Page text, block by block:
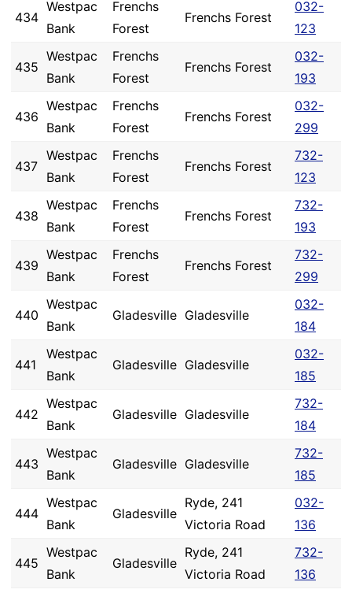
434
Westpac
Bank
Frenchs
Forest
Frenchs Forest
032-
123
435
Westpac
Bank
Frenchs
Forest
Frenchs Forest
032-
193
436
Westpac
Bank
Frenchs
Forest
Frenchs Forest
032-
299
437
Westpac
Bank
Frenchs
Forest
Frenchs Forest
732-
123
438
Westpac
Bank
Frenchs
Forest
Frenchs Forest
732-
193
439
Westpac
Bank
Frenchs
Forest
Frenchs Forest
732-
299
440
Westpac
Bank
Gladesville Gladesville
032-
184
441
Westpac
Bank
Gladesville Gladesville
032-
185
442
Westpac
Bank
Gladesville Gladesville
732-
184
443
Westpac
Bank
Gladesville Gladesville
732-
185
444
Westpac
Bank
Gladesville
Ryde, 241
Victoria Road
032-
136
445
Westpac
Bank
Gladesville
Ryde, 241
Victoria Road
732-
136